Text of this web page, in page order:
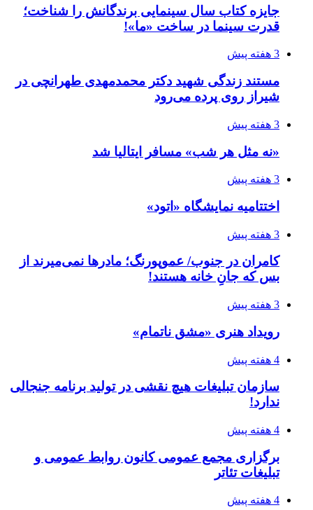
جایزه کتاب سال سینمایی برندگانش را شناخت؛
قدرت سینما در ساخت «ما»!
3 هفته پیش
مستند زندگی شهید دکتر محمدمهدی طهرانچی در
شیراز روی پرده می‌رود
3 هفته پیش
«نه مثل هر شب» مسافر ایتالیا شد
3 هفته پیش
اختتامیه نمایشگاه «اتود»
3 هفته پیش
کامران در جنوب/ عموپورنگ؛ مادرها نمی‌میرند از
بس که جانِ خانه هستند!
3 هفته پیش
رویداد هنری «مشق ناتمام»
4 هفته پیش
سازمان تبلیغات هیچ نقشی در تولید برنامه جنجالی
ندارد!
4 هفته پیش
برگزاری مجمع عمومی کانون روابط عمومی و
تبلیغات تئاتر
4 هفته پیش